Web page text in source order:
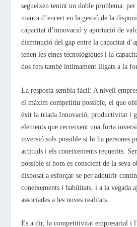
segueixen tenint un doble problema:
manca d’encert en la gestió de la
capacitat d’innovació y aportació de
disminució del gap entre la capacitat
tenen les eines tecnològiques i la
dos fets també íntimament lligats a la
La resposta sembla fàcil: A nivell
el màxim competitiu possible, el que
èxit la triada Innovació, productivitat i
elements que recreixent una forta
inversió sols possible si hi ha persones
actituds i els coneixements requerits.
possible si hom es conscient de la seva
disposat a esforçar-se per adquirir
coneixements i habilitats, i a la vegada
associades a les noves realitats.
Es a dir, la competitivitat empresarial i